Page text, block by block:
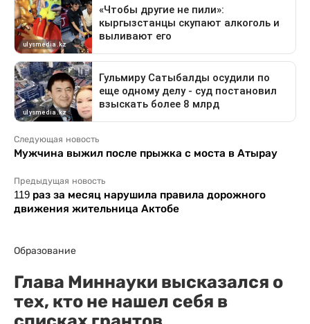
Следующая новость
Мужчина выжил после прыжка с моста в Атырау
Предыдущая новость
119 раз за месяц нарушила правила дорожного
движения жительница Актобе
Образование
Глава Миннауки высказался о
тех, кто не нашел себя в